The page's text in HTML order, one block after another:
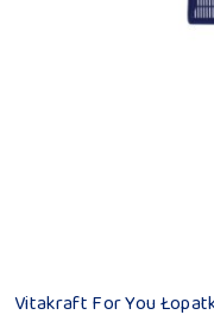
Vitakraft For You